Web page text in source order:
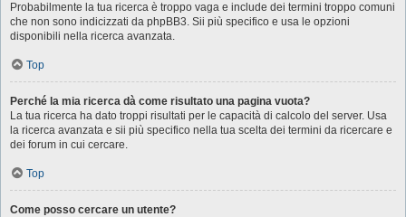
Probabilmente la tua ricerca è troppo vaga e include dei termini troppo comuni
che non sono indicizzati da phpBB3. Sii più specifico e usa le opzioni
disponibili nella ricerca avanzata.
Top
Perché la mia ricerca dà come risultato una pagina vuota?
La tua ricerca ha dato troppi risultati per le capacità di calcolo del server. Usa
la ricerca avanzata e sii più specifico nella tua scelta dei termini da ricercare e
dei forum in cui cercare.
Top
Come posso cercare un utente?